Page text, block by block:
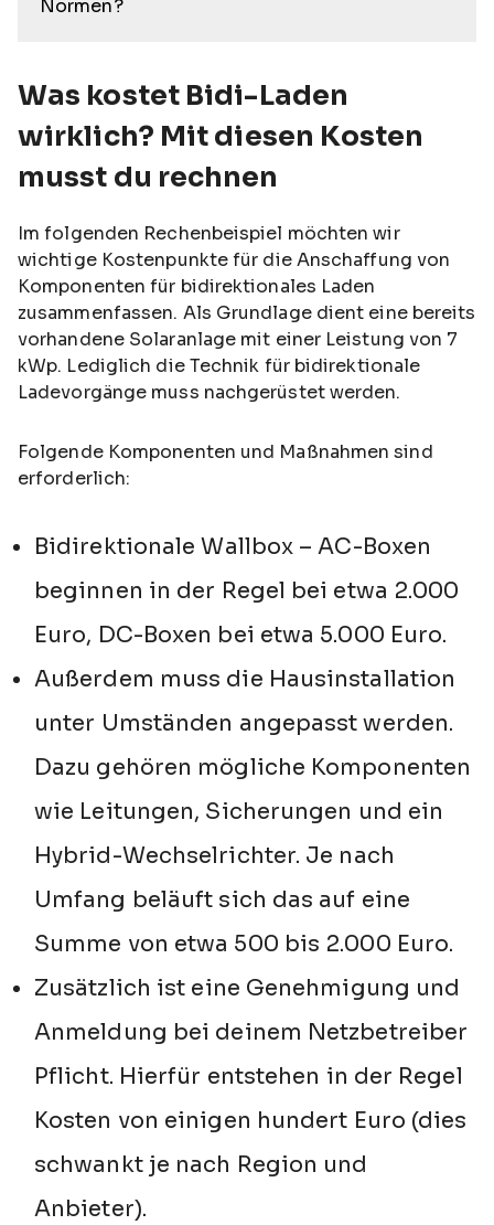
Normen?
Was kostet Bidi-Laden
wirklich? Mit diesen Kosten
musst du rechnen
Im folgenden Rechenbeispiel möchten wir
wichtige Kostenpunkte für die Anschaffung von
Komponenten für bidirektionales Laden
zusammenfassen. Als Grundlage dient eine bereits
vorhandene Solaranlage mit einer Leistung von 7
kWp. Lediglich die Technik für bidirektionale
Ladevorgänge muss nachgerüstet werden.
Folgende Komponenten und Maßnahmen sind
erforderlich:
Bidirektionale Wallbox – AC-Boxen
beginnen in der Regel bei etwa 2.000
Euro, DC-Boxen bei etwa 5.000 Euro.
Außerdem muss die Hausinstallation
unter Umständen angepasst werden.
Dazu gehören mögliche Komponenten
wie Leitungen, Sicherungen und ein
Hybrid-Wechselrichter. Je nach
Umfang beläuft sich das auf eine
Summe von etwa 500 bis 2.000 Euro.
Zusätzlich ist eine Genehmigung und
Anmeldung bei deinem Netzbetreiber
Pflicht. Hierfür entstehen in der Regel
Kosten von einigen hundert Euro (dies
schwankt je nach Region und
Anbieter).